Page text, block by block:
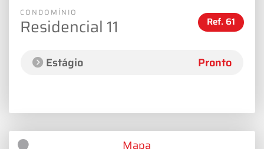
CONDOMÍNIO
Residencial 11 Ref. 61
Estágio Pronto
Mapa